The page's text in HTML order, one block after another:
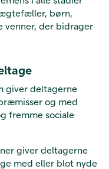
børn,
venner, der bidrager
giver deltagerne
og med
fremme sociale
giver deltagerne
med eller blot nyde